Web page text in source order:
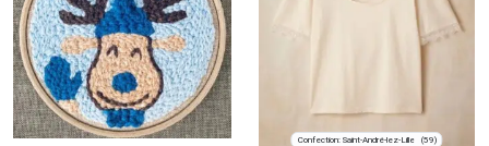
Confection: Saint-André-lez-Lille (59)